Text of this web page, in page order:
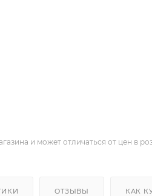
и может отличаться от цен в
ОТЗЫВЫ КАК